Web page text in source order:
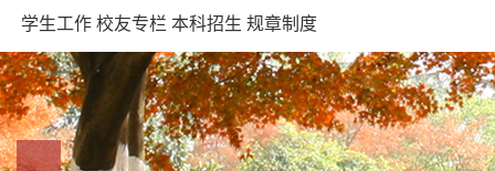
学生工作 校友专栏 本科招生 规章制度